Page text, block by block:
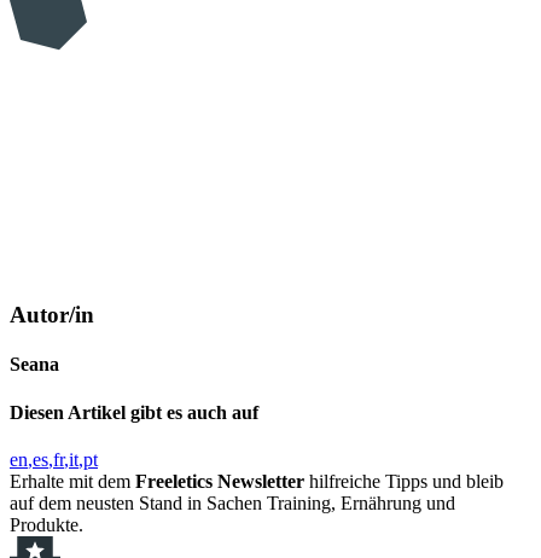
Autor/in
Seana
Diesen Artikel gibt es auch auf
en es fr it pt
Erhalte mit dem Freeletics Newsletter hilfreiche Tipps und bleib
auf dem neusten Stand in Sachen Training, Ernährung und
Produkte.